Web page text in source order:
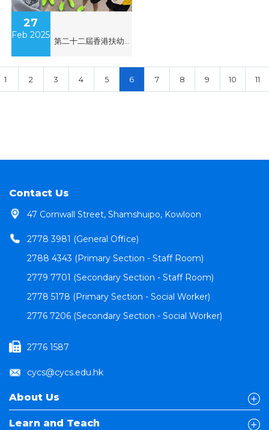
27
Feb 2025
第二十二屆香港扶幼會田徑運動會
1 2 3 4 5 6 7 8 9 10 11
Contact Us
47 Cornwall Street, Shamshuipo, Kowloon
2778 3981 (General Office)
2788 4343 (Primary Section - Staff Room)
2779 7701 (Secondary Section - Staff Room)
2778 5178 (Primary Section - Social Worker)
2776 7206 (Secondary Section - Social Worker)
2776 1587
cycs@cycs.edu.hk
About Us
Learn and Teach